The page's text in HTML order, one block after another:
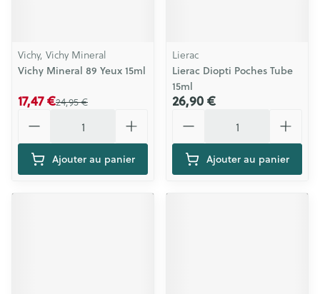
Vichy, Vichy Mineral
Vichy Mineral 89 Yeux 15ml
24,95 €
17,47 €
Ajouter au panier
Lierac
Lierac Diopti Poches Tube
15ml
26,90 €
Ajouter au panier